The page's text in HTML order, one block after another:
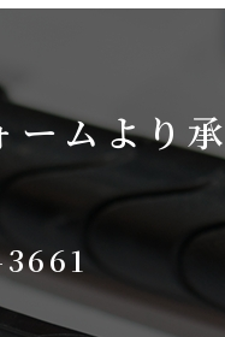
ームより